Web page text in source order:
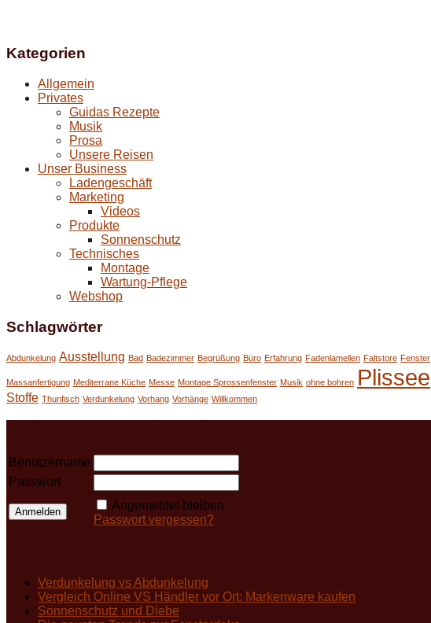
Kategorien
Allgemein
Privates
Guidas Rezepte
Musik
Prosa
Unsere Reisen
Unser Business
Ladengeschäft
Marketing
Videos
Produkte
Sonnenschutz
Technisches
Montage
Wartung-Pflege
Webshop
Schlagwörter
Abdunkelung Ausstellung Bad Badezimmer Begrüßung Büro Erfahrung Fadenlamellen Faltstore Fenster
Massanfertigung Mediterrane Küche Messe Montage Sprossenfenster Musik ohne bohren Plissee
Stoffe Thunfisch Verdunkelung Vorhang Vorhänge Willkommen
Benutzername
Passwort
Angemeldet bleiben
Passwort vergessen?
Verdunkelung vs Abdunkelung
Vergleich Online VS Händler vor Ort: Markenware kaufen
Sonnenschutz und Diebe